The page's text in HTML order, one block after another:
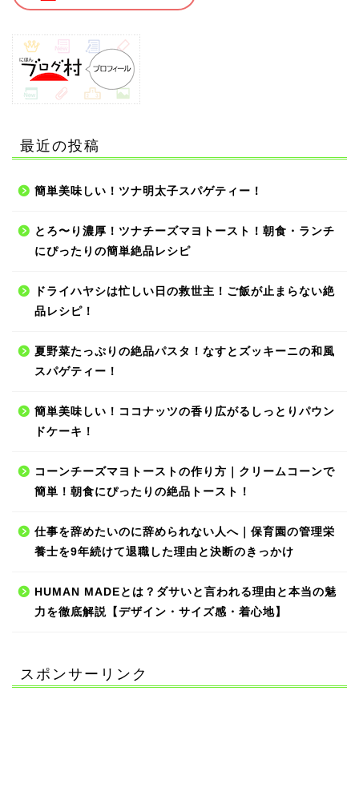
最近の投稿
簡単美味しい！ツナ明太子スパゲティー！
とろ〜り濃厚！ツナチーズマヨトースト！朝食・ランチ
にぴったりの簡単絶品レシピ
ドライハヤシは忙しい日の救世主！ご飯が止まらない絶
品レシピ！
夏野菜たっぷりの絶品パスタ！なすとズッキーニの和風
スパゲティー！
簡単美味しい！ココナッツの香り広がるしっとりパウン
ドケーキ！
コーンチーズマヨトーストの作り方｜クリームコーンで
簡単！朝食にぴったりの絶品トースト！
仕事を辞めたいのに辞められない人へ｜保育園の管理栄
養士を9年続けて退職した理由と決断のきっかけ
HUMAN MADEとは？ダサいと言われる理由と本当の魅
力を徹底解説【デザイン・サイズ感・着心地】
スポンサーリンク